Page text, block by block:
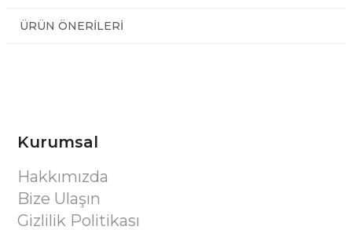
ÜRÜN ÖNERILERI
Kurumsal
Hakkımızda
Bize Ulaşın
Gizlilik Politikası